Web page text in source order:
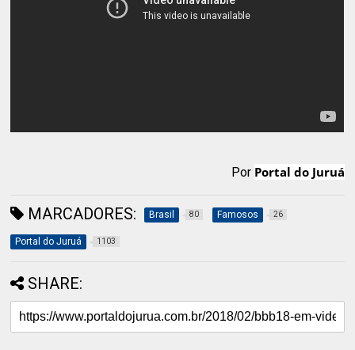
Por Portal do Juruá
MARCADORES: Brasil 80 Famosos 26
Portal do Juruá 1103
SHARE: